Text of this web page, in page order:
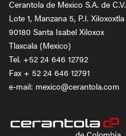
Cerantola de Mexico S.A. de C.V.
Lote 1, Manzana 5, P.I. Xiloxoxtla
90180 Santa Isabel Xiloxox
Tlaxcala (Mexico)
Tel. +52 24 646 12792
Fax + 52 24 646 12791
e-mail: mexico@cerantola.com